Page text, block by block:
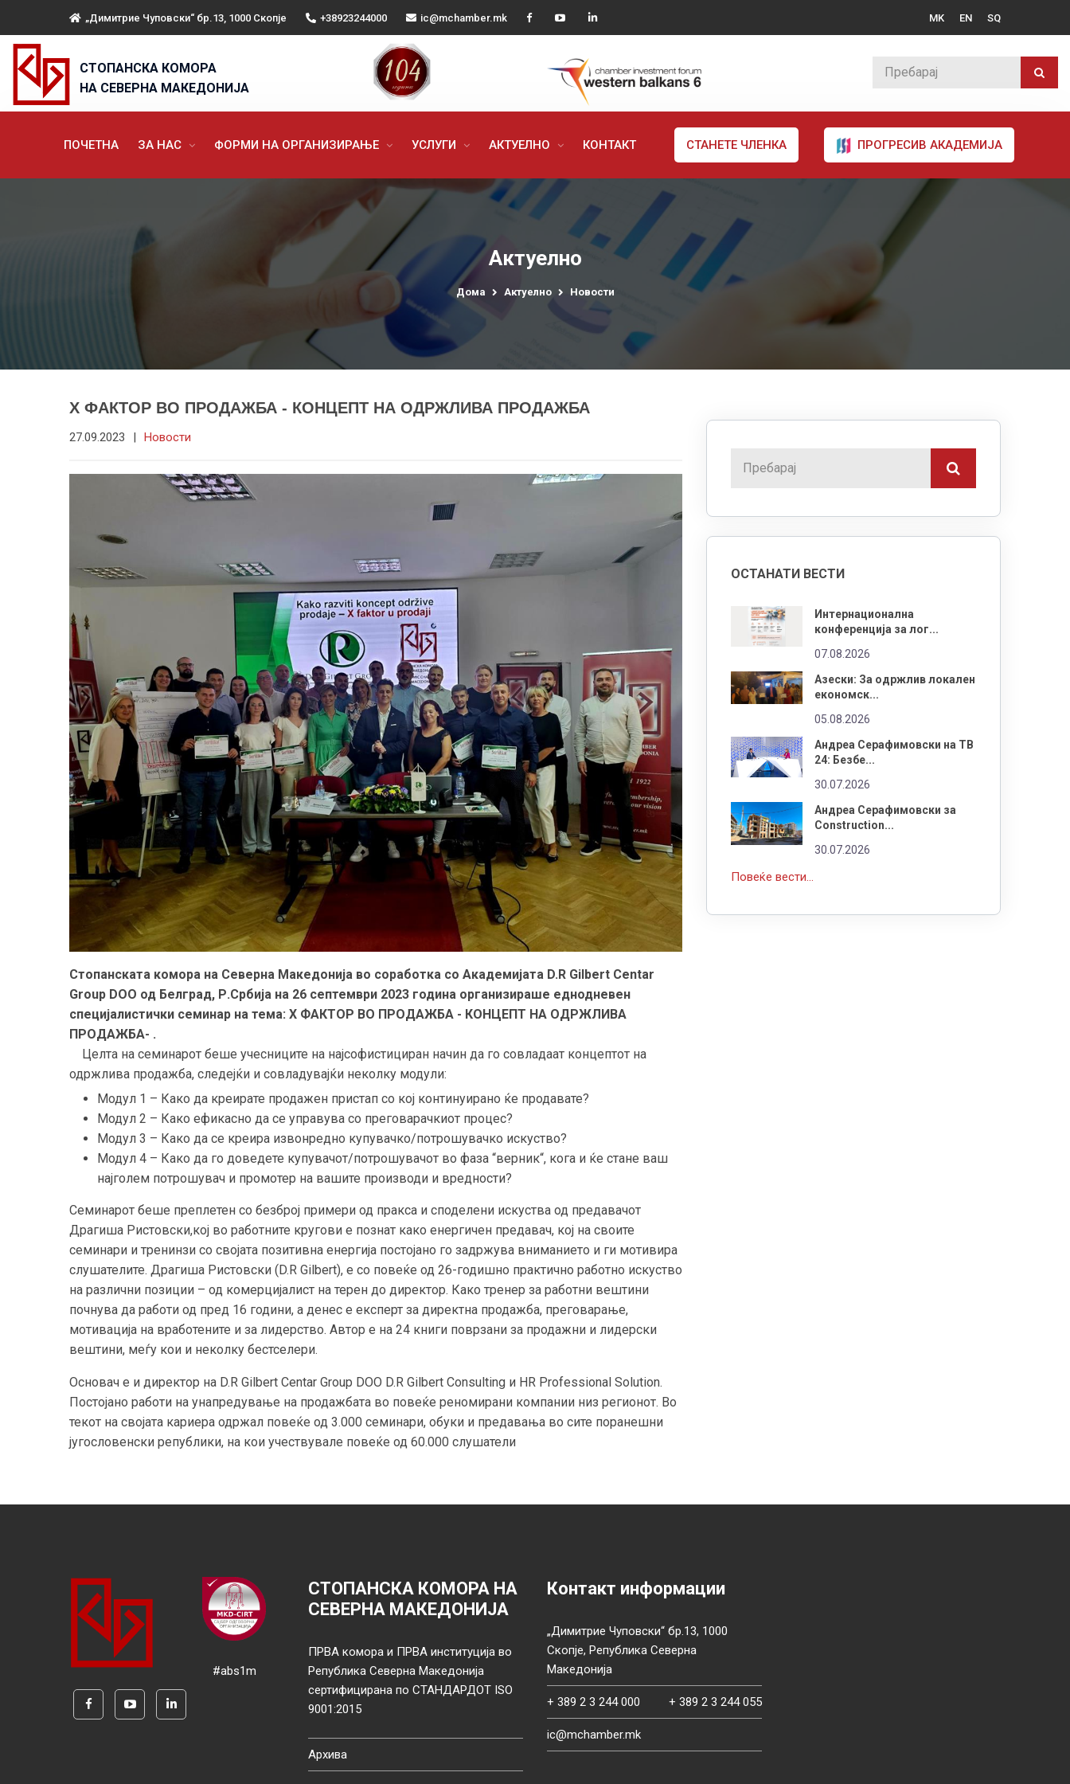
„Димитрие Чуповски“ бр.13, 1000 Скопје +38923244000 ic@mchamber.mk MK EN SQ
СТОПАНСКА КОМОРА
НА СЕВЕРНА МАКЕДОНИЈА
ПОЧЕТНА ЗА НАС ФОРМИ НА ОРГАНИЗИРАЊЕ УСЛУГИ АКТУЕЛНО КОНТАКТ СТАНЕТЕ ЧЛЕНКА ПРОГРЕСИВ АКАДЕМИЈА
Актуелно
Дома Актуелно Новости
X ФАКТОР ВО ПРОДАЖБА - КОНЦЕПТ НА ОДРЖЛИВА ПРОДАЖБА
27.09.2023 | Новости
Стопанската комора на Северна Македонија во соработка со Академијата D.R Gilbert Centar
Group DOO од Белград, Р.Србија на 26 септември 2023 година организираше еднодневен
специјалистички семинар на тема: X ФАКТОР ВО ПРОДАЖБА - КОНЦЕПТ НА ОДРЖЛИВА
ПРОДАЖБА- .
Целта на семинарот беше учесниците на најсофистициран начин да го совладаат концептот на
одржлива продажба, следејќи и совладувајќи неколку модули:
Модул 1 – Како да креирате продажен пристап со кој континуирано ќе продавате?
Модул 2 – Како ефикасно да се управува со преговарачкиот процес?
Модул 3 – Како да се креира извонредно купувачко/потрошувачко искуство?
Модул 4 – Како да го доведете купувачот/потрошувачот во фаза “верник“, кога и ќе стане ваш
најголем потрошувач и промотер на вашите производи и вредности?
Семинарот беше преплетен со безброј примери од пракса и споделени искуства од предавачот
Драгиша Ристовски,кој во работните кругови е познат како енергичен предавач, кој на своите
семинари и тренинзи со својата позитивна енергија постојано го задржува вниманието и ги мотивира
слушателите. Драгиша Ристовски (D.R Gilbert), е со повеќе од 26-годишно практично работно искуство
на различни позиции – од комерцијалист на терен до директор. Како тренер за работни вештини
почнува да работи од пред 16 години, а денес е експерт за директна продажба, преговарање,
мотивација на вработените и за лидерство. Автор е на 24 книги поврзани за продажни и лидерски
вештини, меѓу кои и неколку бестселери.
Основач е и директор на D.R Gilbert Centar Group DOO D.R Gilbert Consulting и HR Professional Solution.
Постојано работи на унапредување на продажбата во повеќе реномирани компании низ регионот. Во
текот на својата кариера одржал повеќе од 3.000 семинари, обуки и предавања во сите поранешни
југословенски републики, на кои учествувале повеќе од 60.000 слушатели
ОСТАНАТИ ВЕСТИ
Интернационална
конференција за лог...
07.08.2026
Азески: За одржлив локален
економск...
05.08.2026
Андреа Серафимовски на ТВ
24: Безбе...
30.07.2026
Андреа Серафимовски за
Construction...
30.07.2026
Повеќе вести...
#abs1m
СТОПАНСКА КОМОРА НА
СЕВЕРНА МАКЕДОНИЈА
ПРВА комора и ПРВА институција во
Република Северна Македонија
сертифицирана по СТАНДАРДОТ ISO
9001:2015
Архива
Контакт информации
„Димитрие Чуповски“ бр.13, 1000
Скопје, Република Северна
Македонија
+ 389 2 3 244 000 + 389 2 3 244 055
ic@mchamber.mk